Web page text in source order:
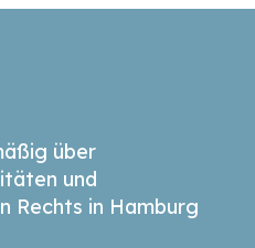
über
und
Rechts in Hamburg